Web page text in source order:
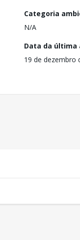
Categoria
N/A
Data da última
19 de dezembro